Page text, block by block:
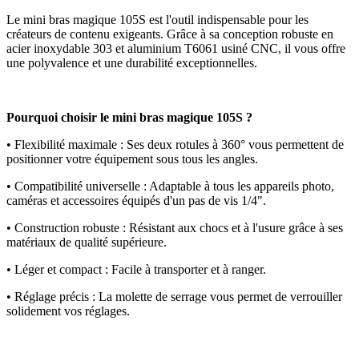
Le mini bras magique 105S est l'outil indispensable pour les
créateurs de contenu exigeants. Grâce à sa conception robuste en
acier inoxydable 303 et aluminium T6061 usiné CNC, il vous offre
une polyvalence et une durabilité exceptionnelles.
Pourquoi choisir le mini bras magique 105S ?
• Flexibilité maximale : Ses deux rotules à 360° vous permettent de
positionner votre équipement sous tous les angles.
• Compatibilité universelle : Adaptable à tous les appareils photo,
caméras et accessoires équipés d'un pas de vis 1/4".
• Construction robuste : Résistant aux chocs et à l'usure grâce à ses
matériaux de qualité supérieure.
• Léger et compact : Facile à transporter et à ranger.
• Réglage précis : La molette de serrage vous permet de verrouiller
solidement vos réglages.